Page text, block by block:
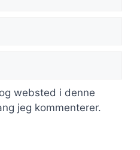
websted i denne
jeg kommenterer.